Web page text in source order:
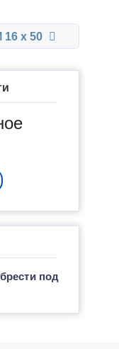
16 x 50
под